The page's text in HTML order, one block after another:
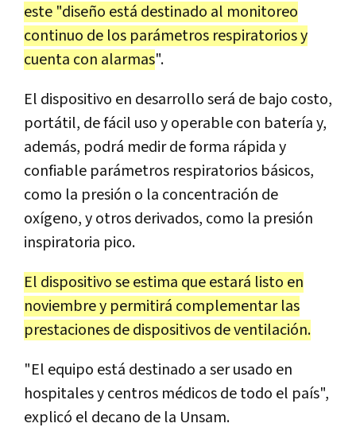
este "diseño está destinado al monitoreo
continuo de los parámetros respiratorios y
cuenta con alarmas".
El dispositivo en desarrollo será de bajo costo,
portátil, de fácil uso y operable con batería y,
además, podrá medir de forma rápida y
confiable parámetros respiratorios básicos,
como la presión o la concentración de
oxígeno, y otros derivados, como la presión
inspiratoria pico.
El dispositivo se estima que estará listo en
noviembre y permitirá complementar las
prestaciones de dispositivos de ventilación.
"El equipo está destinado a ser usado en
hospitales y centros médicos de todo el país",
explicó el decano de la Unsam.